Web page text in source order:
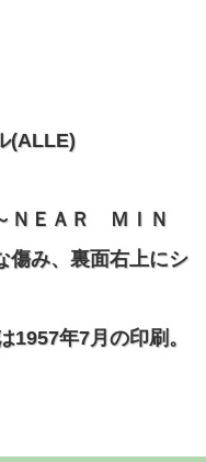
(ALLE)
ＮＥＡＲ ＭＩＮ
み、裏面右上にシ
1957年7月の印刷。